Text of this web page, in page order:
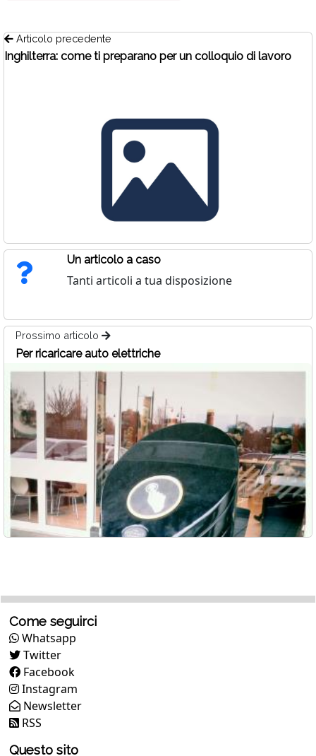
Articolo precedente
Inghilterra: come ti preparano per un colloquio di lavoro
Un articolo a caso
Tanti articoli a tua disposizione
Prossimo articolo
Per ricaricare auto elettriche
Come seguirci
Whatsapp
Twitter
Facebook
Instagram
Newsletter
RSS
Questo sito